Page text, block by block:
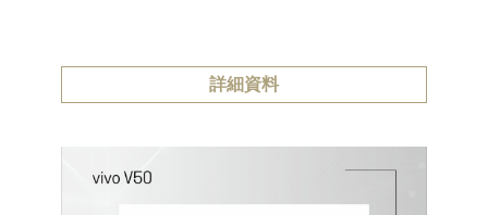
詳細資料